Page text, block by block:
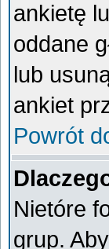
ankietę
oddane
lub
ankiet
Powrót
Nietóre
grup.